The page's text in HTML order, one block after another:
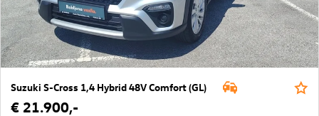
Suzuki S-Cross 1,4 Hybrid 48V Comfort (GL)
€ 21.900,-